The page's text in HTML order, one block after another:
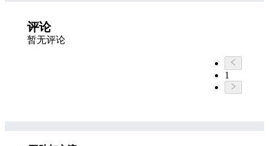
评论
暂无评论
1